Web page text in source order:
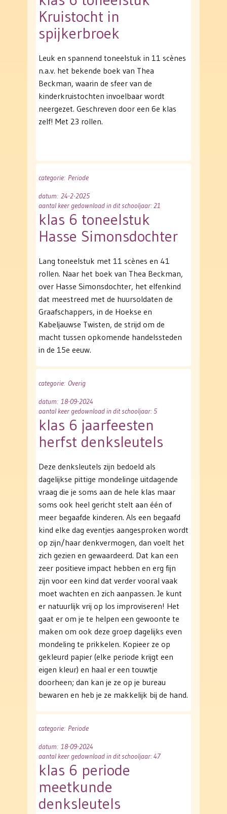
Kruistocht in
spijkerbroek
Leuk en spannend toneelstuk in 11 scènes
n.a.v. het bekende boek van Thea
Beckman, waarin de sfeer van de
kinderkruistochten invoelbaar wordt
neergezet. Geschreven door een 6e klas
zelf! Met 23 rollen.
categorie: Periode
datum: 24-2-2025
aantal keer gedownload in dit schooljaar: 21
klas 6 toneelstuk
Hasse Simonsdochter
Lang toneelstuk met 11 scènes en 41
rollen. Naar het boek van Thea Beckman,
over Hasse Simonsdochter, het elfenkind
dat meestreed met de huursoldaten de
Graafschappers, in de Hoekse en
Kabeljauwse Twisten, de strijd om de
macht tussen opkomende handelssteden
in de 15e eeuw.
categorie: Overig
datum: 18-09-2024
aantal keer gedownload in dit schooljaar: 5
klas 6 jaarfeesten
herfst denksleutels
Deze denksleutels zijn bedoeld als
dagelijkse pittige mondelinge uitdagende
vraag die je soms aan de hele klas maar
soms ook heel gericht stelt aan één of
meer begaafde kinderen. Als een begaafd
kind elke dag eventjes aangesproken wordt
op zijn/haar denkvermogen, dan voelt het
zich gezien en gewaardeerd. Dat kan een
zeer positieve impact hebben en erg fijn
zijn voor een kind dat verder vooral vaak
moet wachten en zich aanpassen. Je kunt
er natuurlijk vrij op los improviseren! Het
gaat er om je te helpen een gewoonte te
maken om ook deze groep dagelijks even
mondeling te prikkelen. Kopieer ze op
gekleurd papier (elke periode krijgt een
eigen kleur) en haal er een touwtje
doorheen; dan kan je ze op je bureau
bewaren en heb je ze makkelijk bij de hand.
categorie: Periode
datum: 18-09-2024
aantal keer gedownload in dit schooljaar: 47
klas 6 periode
meetkunde
denksleutels